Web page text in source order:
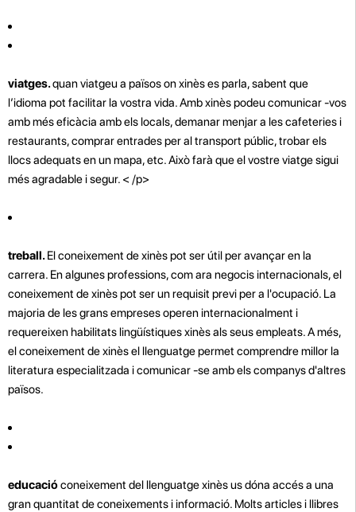
viatges.quan viatgeu a països on xinès es parla, sabent que
l’idioma pot facilitar la vostra vida. Amb xinès podeu comunicar -vos
amb més eficàcia amb els locals, demanar menjar a les cafeteries i
restaurants, comprar entrades per al transport públic, trobar els
llocs adequats en un mapa, etc. Això farà que el vostre viatge sigui
més agradable i segur. < /p>
treball.El coneixement de xinès pot ser útil per avançar en la
carrera. En algunes professions, com ara negocis internacionals, el
coneixement de xinès pot ser un requisit previ per a l'ocupació. La
majoria de les grans empreses operen internacionalment i
requereixen habilitats lingüístiques xinès als seus empleats. A més,
el coneixement de xinès el llenguatge permet comprendre millor la
literatura especialitzada i comunicar -se amb els companys d'altres
països.
educacióconeixement del llenguatge xinès us dóna accés a una
gran quantitat de coneixements i informació. Molts articles i llibres